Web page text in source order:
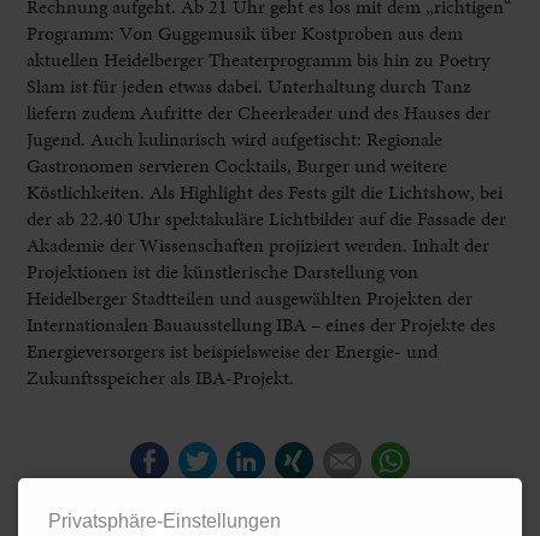
Rechnung aufgeht. Ab 21 Uhr geht es los mit dem „richtigen“
Programm: Von Guggemusik über Kostproben aus dem
aktuellen Heidelberger Theaterprogramm bis hin zu Poetry
Slam ist für jeden etwas dabei. Unterhaltung durch Tanz
liefern zudem Aufritte der Cheerleader und des Hauses der
Jugend. Auch kulinarisch wird aufgetischt: Regionale
Gastronomen servieren Cocktails, Burger und weitere
Köstlichkeiten. Als Highlight des Fests gilt die Lichtshow, bei
der ab 22.40 Uhr spektakuläre Lichtbilder auf die Fassade der
Akademie der Wissenschaften projiziert werden. Inhalt der
Projektionen ist die künstlerische Darstellung von
Heidelberger Stadtteilen und ausgewählten Projekten der
Internationalen Bauausstellung IBA – eines der Projekte des
Energieversorgers ist beispielsweise der Energie- und
Zukunftsspeicher als IBA-Projekt.
FacebookTwitterLinkedIn E-mail
WERBUNG
Privatsphäre-Einstellungen